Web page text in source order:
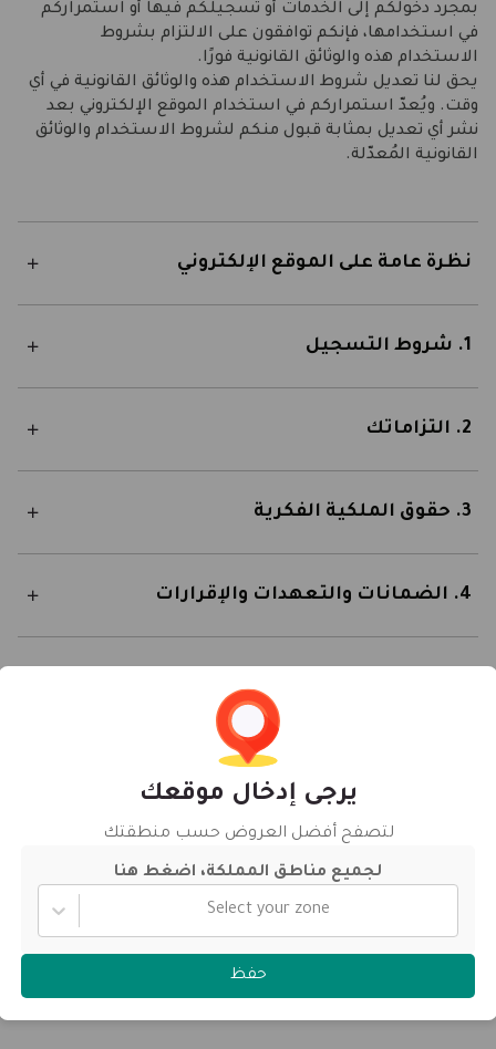
بمجرد دخولكم إلى الخدمات أو تسجيلكم فيها أو استمراركم
في استخدامها، فإنكم توافقون على الالتزام بشروط
الاستخدام هذه والوثائق القانونية فورًا.
يحق لنا تعديل شروط الاستخدام هذه والوثائق القانونية في أي
وقت. ويُعدّ استمراركم في استخدام الموقع الإلكتروني بعد
نشر أي تعديل بمثابة قبول منكم لشروط الاستخدام والوثائق
القانونية المُعدّلة.
نظرة عامة على الموقع الإلكتروني
1. شروط التسجيل
2. التزاماتك
3. حقوق الملكية الفكرية
4. الضمانات والتعهدات والإقرارات
يرجى إدخال موقعك
لتصفح أفضل العروض حسب منطقتك
لجميع مناطق المملكة، اضغط هنا
Select your zone
حفظ